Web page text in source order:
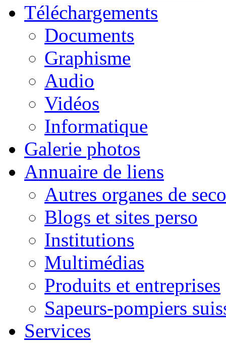
Téléchargements
Documents
Graphisme
Audio
Vidéos
Informatique
Galerie photos
Annuaire de liens
Autres organes de
Blogs et sites perso
Institutions
Multimédias
Produits et entreprises
Sapeurs-pompiers
Services